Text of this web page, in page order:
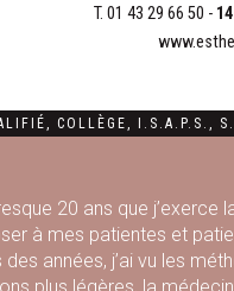
T. 01 43 29 66 50 -
, COLLÈGE, I.S.A.P.S. ,
20 ans que
à mes patientes et
des années, j’ai vu les